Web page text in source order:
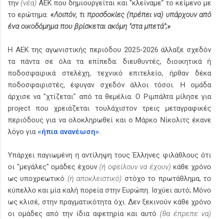
την(νέα) ΑΕΚ που δημιουργείται και "κλείναμε" το κείμενο με
το ερώτημα: «Λοιπόν, τι προσδοκίες (πρέπει να) υπάρχουν από
ένα οικοδόμημα που βρίσκεται ακόμη "στα μπετά";»
Η ΑΕΚ της αγωνιστικής περιόδου 2025-2026 άλλαξε σχεδόν
τα πάντα σε όλα τα επίπεδα: διευθυντές, διοικητικά ή
ποδοσφαιρικά στελέχη, τεχνικό επιτελείο, ήρθαν δέκα
ποδοσφαιριστές, έφυγαν σχεδόν άλλοι τόσοι. Η ομάδα
άρχισε να "χτίζεται" από τα θεμέλια. Ο Ριμπάλτα μίλησε για
project που χρειάζεται τουλάχιστον τρεις μεταγραφικές
περιόδους για να ολοκληρωθεί και ο Μάρκο Νίκολιτς έκανε
λόγο για «ήπια ανανέωση».
Υπάρχει παγιωμένη η αντίληψη τους Έλληνες φιλάθλους ότι
οι "μεγάλες" ομάδες έχουν(ή οφείλουν να έχουν) κάθε χρόνο
ως υποχρεωτικό (ή αποκλειστικό) στόχο το πρωτάθλημα, το
κύπελλο και μία καλή πορεία στην Ευρώπη. Ισχύει αυτό; Μόνο
ως κλισέ, στην πραγματικότητα όχι. Δεν ξεκινούν κάθε χρόνο
οι ομάδες από την ίδια αφετηρία και αυτό (θα έπρεπε να)